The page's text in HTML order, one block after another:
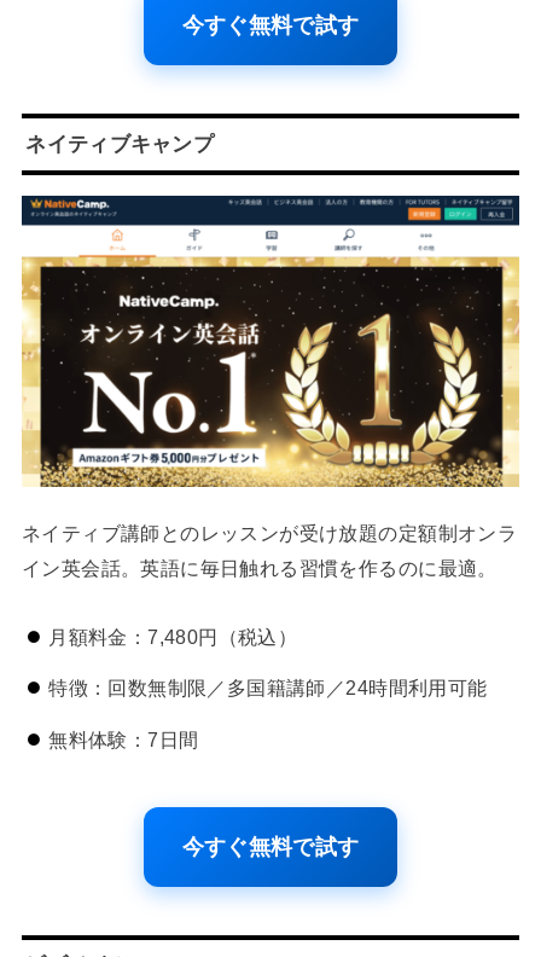
今すぐ無料で試す
ネイティブキャンプ
ネイティブ講師とのレッスンが受け放題の定額制オンラ
イン英会話。英語に毎日触れる習慣を作るのに最適。
月額料金：7,480円（税込）
特徴：回数無制限／多国籍講師／24時間利用可能
無料体験：7日間
今すぐ無料で試す